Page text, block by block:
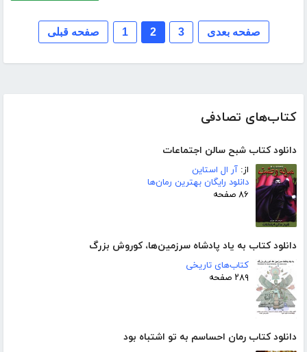
کتاب‌های تصادفی
دانلود کتاب شبح سالن اجتماعات
از: آر ال استاین
دانلود رایگان بهترین رمان‌ها
۸۶ صفحه
دانلود کتاب به یاد پادشاه سرزمین‌ها، کوروش بزرگ
کتاب‌های تاریخی
۲۸۹ صفحه
دانلود کتاب رمان احساسم به تو اشتباه بود
صفحه قبلی 1 2 3 صفحه بعدی